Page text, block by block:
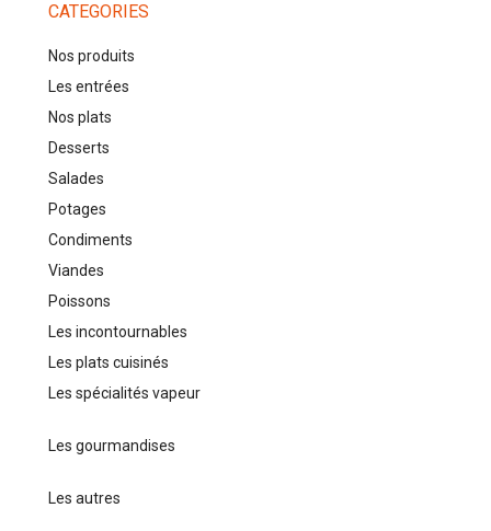
CATEGORIES
Nos produits
Les entrées
Nos plats
Desserts
Salades
Potages
Condiments
Viandes
Poissons
Les incontournables
Les plats cuisinés
Les spécialités vapeur
Les gourmandises
Les autres